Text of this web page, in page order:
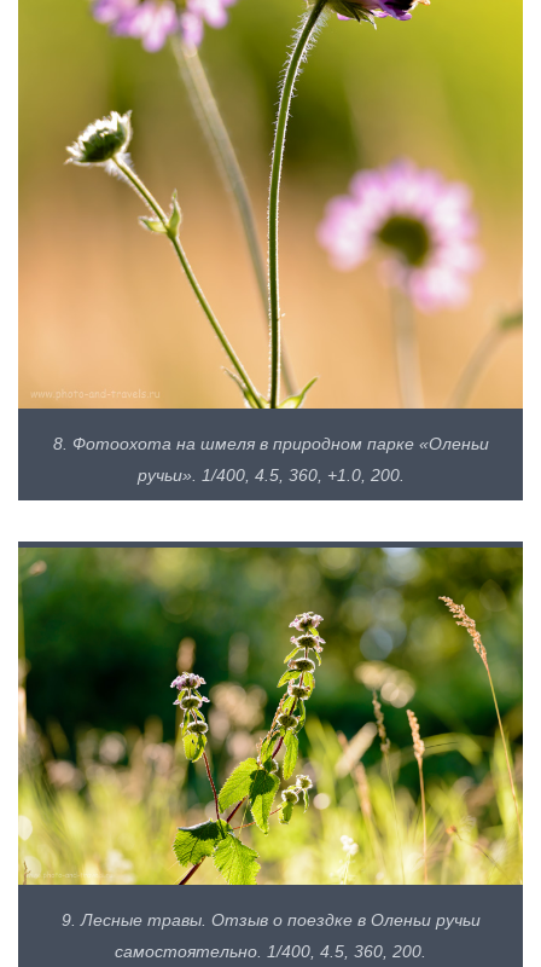
8. Фотоохота на шмеля в природном парке «Оленьи
ручьи». 1/400, 4.5, 360, +1.0, 200.
9. Лесные травы. Отзыв о поездке в Оленьи ручьи
самостоятельно. 1/400, 4.5, 360, 200.